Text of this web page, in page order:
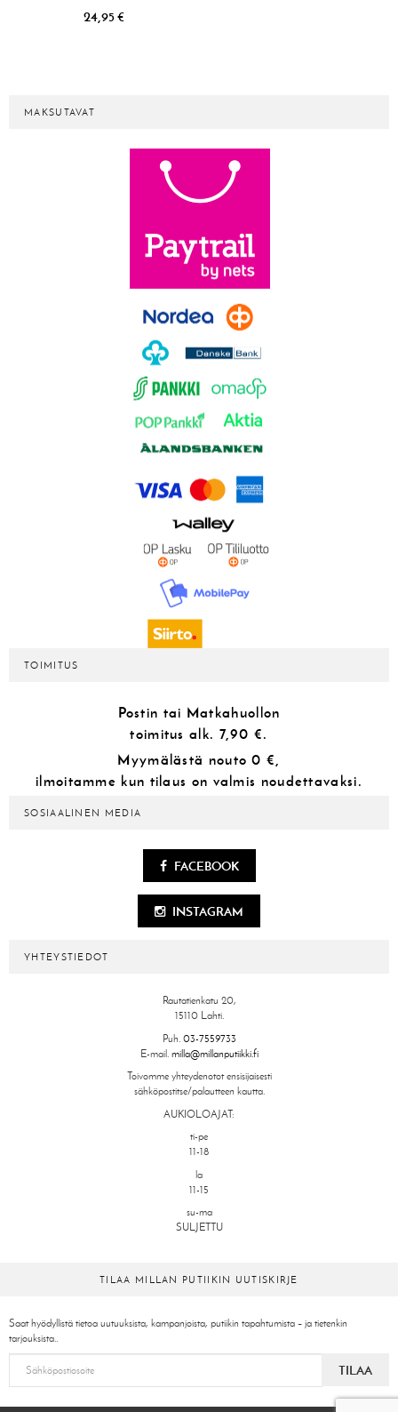
24,95 €
MAKSUTAVAT
TOIMITUS
Postin tai Matkahuollon
toimitus alk. 7,90 €.
Myymälästä nouto 0 €,
ilmoitamme kun tilaus on valmis noudettavaksi.
SOSIAALINEN MEDIA
FACEBOOK
INSTAGRAM
YHTEYSTIEDOT
Rautatienkatu 20,
15110 Lahti.
Puh. 03-7559733
E-mail. milla@millanputiikki.fi
Toivomme yhteydenotot ensisijaisesti
sähköpostitse/palautteen kautta.
AUKIOLOAJAT:
ti-pe
11-18
la
11-15
su-ma
SULJETTU
TILAA MILLAN PUTIIKIN UUTISKIRJE
Saat hyödyllistä tietoa uutuuksista, kampanjoista, putiikin tapahtumista – ja tietenkin
tarjouksista..
TILAA